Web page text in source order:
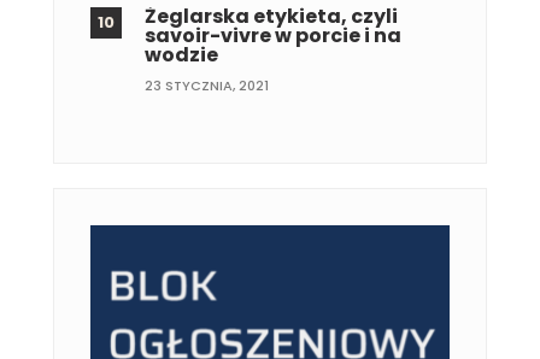
Żeglarska etykieta, czyli
savoir-vivre w porcie i na
wodzie
23 STYCZNIA, 2021